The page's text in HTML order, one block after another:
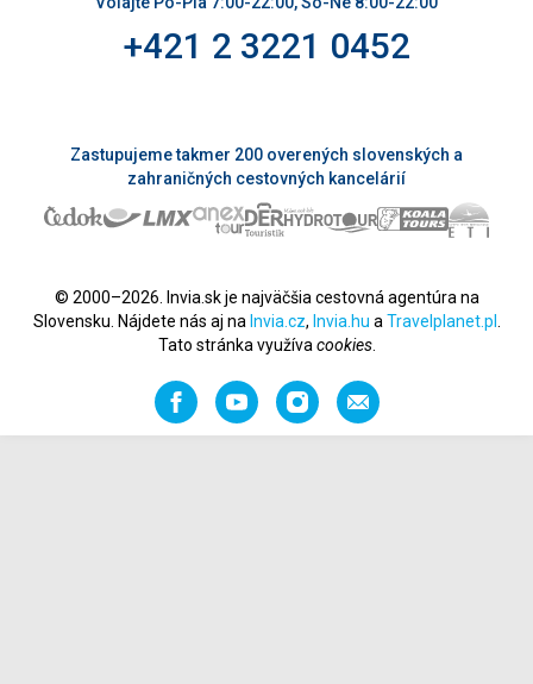
+421 2 3221 0452
Zastupujeme takmer 200 overených slovenských a
zahraničných cestovných kancelárií
© 2000–2026. Invia.sk je najväčšia cestovná agentúra na
Slovensku. Nájdete nás aj na Invia.cz, Invia.hu a Travelplanet.pl
Tato stránka využíva cookies.
FacebookYouTubeInstagramOdporučiť